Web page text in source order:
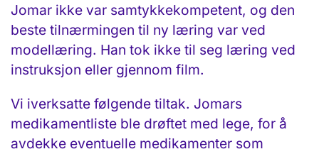
Jomar ikke var samtykkekompetent, og den
beste tilnærmingen til ny læring var ved
modellæring. Han tok ikke til seg læring ved
instruksjon eller gjennom film.
Vi iverksatte følgende tiltak. Jomars
medikamentliste ble drøftet med lege, for å
avdekke eventuelle medikamenter som